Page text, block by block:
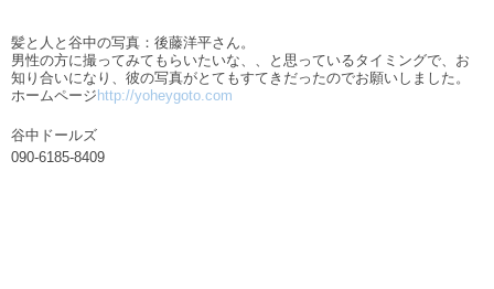
髪と人と谷中の写真：後藤洋平さん。
男性の方に撮ってみてもらいたいな、、と思っているタイミングで、お
知り合いになり、彼の写真がとてもすてきだったのでお願いしました。
ホームページ http://yoheygoto.com
谷中ドールズ
090-6185-8409